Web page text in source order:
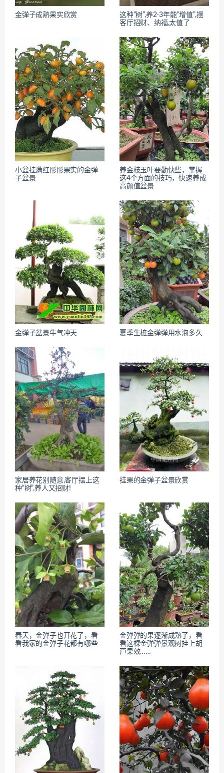
金弹子成熟果实欣赏
这种“树”,养2-3年能“增值”,摆
客厅招财、纳福,太值了
小盆挂满红彤彤果实的金弹
子盆景
养金枝玉叶要勤快些，掌握
这4个方面的技巧，快速养成
高颜值盆景
金弹子盆景牛气冲天 夏季生桩金弹弹用水泡多久
家居养花别随意,客厅摆上这
种“树”,养人又招财!
挂果的金弹子盆景欣赏
春天，金弹子也开花了，看
看我家的金弹子花都有哪些
金弹弹的果逐渐成熟了，看
看这棵金弹弹景观树挂上胡
芦果效……